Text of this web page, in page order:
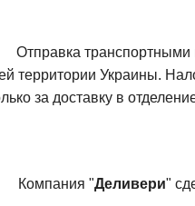
Отправка
территории Украины.
за доставку в
Компания "Деливери"